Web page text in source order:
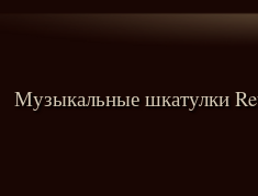
Музыкальные шкатулки